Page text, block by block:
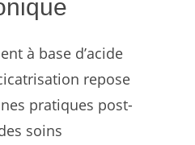
à base d’acide
repose
pratiques post-
soins